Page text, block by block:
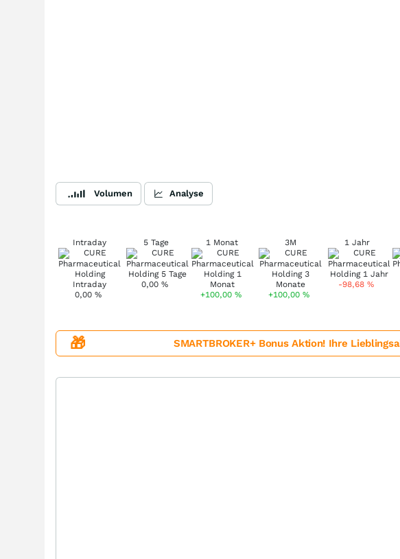
Volumen Analyse
Intraday
0,00 %
5 Tage
0,00 %
1 Monat
+100,00 %
3M
+100,00%
1 Jahr
-98,68 %
🎁 SMARTBROKER+ Bonus Aktion! Ihre